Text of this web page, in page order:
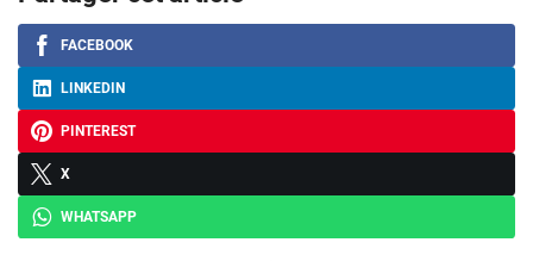
FACEBOOK
LINKEDIN
PINTEREST
X
WHATSAPP